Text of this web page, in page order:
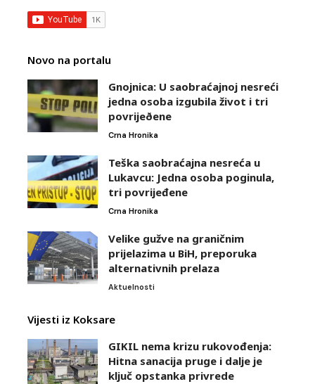
Novo na portalu
Gnojnica: U saobraćajnoj nesreći
jedna osoba izgubila život i tri
povrijeðene
Crna Hronika
Teška saobraćajna nesreća u
Lukavcu: Jedna osoba poginula,
tri povrijeđene
Crna Hronika
Velike gužve na graničnim
prijelazima u BiH, preporuka
alternativnih prelaza
Aktuelnosti
Vijesti iz Koksare
GIKIL nema krizu rukovođenja:
Hitna sanacija pruge i dalje je
ključ opstanka privrede